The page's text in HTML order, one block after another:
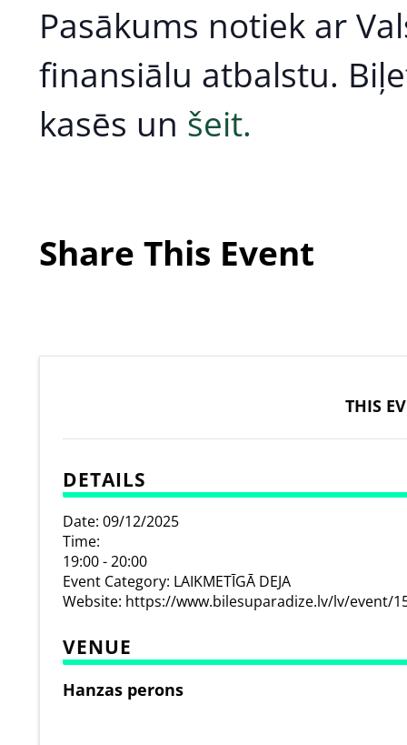
Pasākums notiek ar
finansiālu atbalstu.
kasēs un šeit.
Share This Event
THIS
DETAILS
Date: 09/12/2025
Time:
19:00 - 20:00
Event Category: LAIKMETĪGĀ DEJA
Website: https://www.bilesuparadize.lv/lv/event/
VENUE
Hanzas perons